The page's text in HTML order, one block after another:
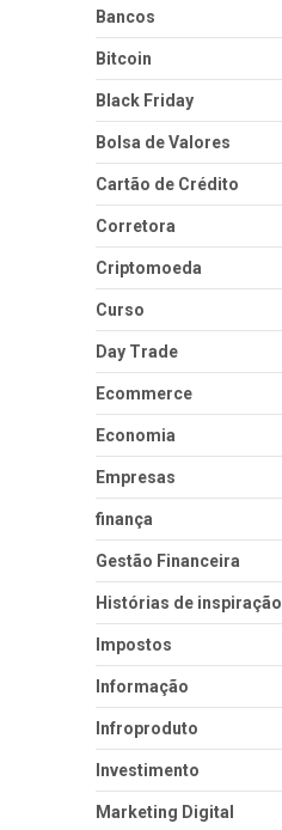
Bancos
Bitcoin
Black Friday
Bolsa de Valores
Cartão de Crédito
Corretora
Criptomoeda
Curso
Day Trade
Ecommerce
Economia
Empresas
finança
Gestão Financeira
Histórias de inspiração
Impostos
Informação
Infroproduto
Investimento
Marketing Digital